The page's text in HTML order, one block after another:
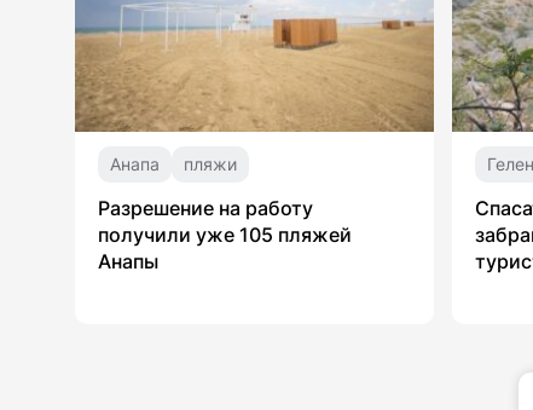
Анапа пляжи
Разрешение на работу
получили уже 105 пляжей
Анапы